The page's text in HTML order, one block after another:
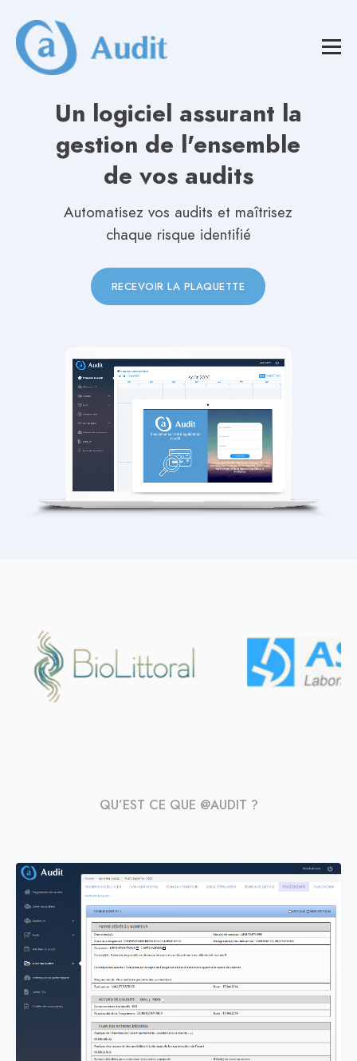
Un logiciel assurant la
gestion de l'ensemble
de vos audits
Automatisez vos audits et maîtrisez
chaque risque identifié
RECEVOIR LA PLAQUETTE
QU’EST CE QUE @AUDIT ?